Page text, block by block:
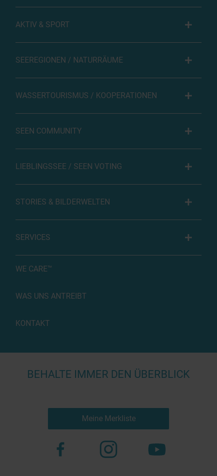
AKTIV & SPORT
SEEREGIONEN / NATURRÄUME
WASSERTOURISMUS / KOOPERATIONEN
SEEN COMMUNITY
LIEBLINGSSEE / SEEN VOTING
STORIES & BILDERWELTEN
SERVICES
WE CARE™
WAS UNS ANTREIBT
KONTAKT
BEHALTE IMMER DEN ÜBERBLICK
Meine Merkliste